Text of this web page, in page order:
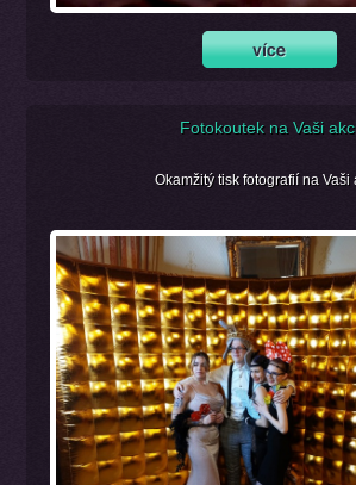
Fotokoutek na Vaši
Okamžitý tisk fotografií na Vaši